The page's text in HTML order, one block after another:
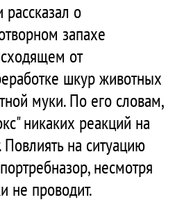
о
запахе
от
шкур животных
муки. По его словам,
никаких реакций на
на ситуацию
несмотря
не проводит.